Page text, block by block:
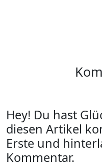
Hey! Du hast
diesen Artikel
Erste und
Kommentar.